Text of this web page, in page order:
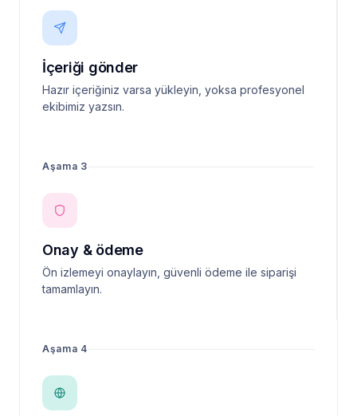
İçeriği gönder
Hazır içeriğiniz varsa yükleyin, yoksa profesyonel
ekibimiz yazsın.
Aşama 3
Onay & ödeme
Ön izlemeyi onaylayın, güvenli ödeme ile siparişi
tamamlayın.
Aşama 4